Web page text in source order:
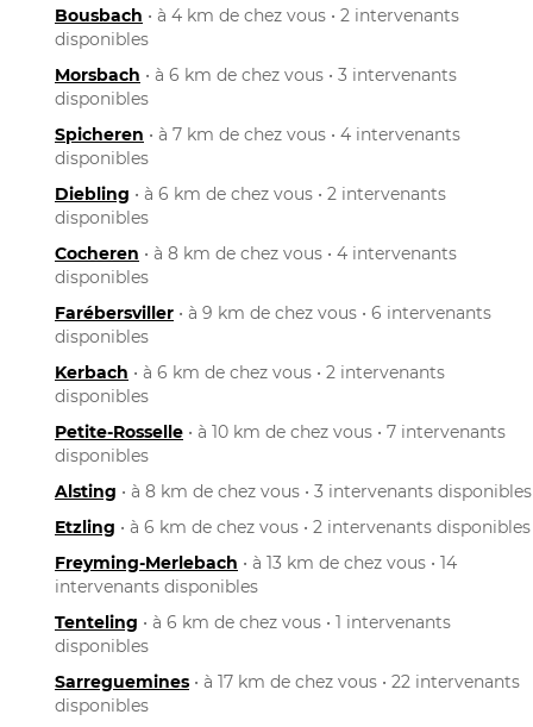
Bousbach • à 4 km de chez vous • 2 intervenants
disponibles
Morsbach • à 6 km de chez vous • 3 intervenants
disponibles
Spicheren • à 7 km de chez vous • 4 intervenants
disponibles
Diebling • à 6 km de chez vous • 2 intervenants
disponibles
Cocheren • à 8 km de chez vous • 4 intervenants
disponibles
Farébersviller • à 9 km de chez vous • 6 intervenants
disponibles
Kerbach • à 6 km de chez vous • 2 intervenants
disponibles
Petite-Rosselle • à 10 km de chez vous • 7 intervenants
disponibles
Alsting • à 8 km de chez vous • 3 intervenants disponibles
Etzling • à 6 km de chez vous • 2 intervenants disponibles
Freyming-Merlebach • à 13 km de chez vous • 14
intervenants disponibles
Tenteling • à 6 km de chez vous • 1 intervenants
disponibles
Sarreguemines • à 17 km de chez vous • 22 intervenants
disponibles